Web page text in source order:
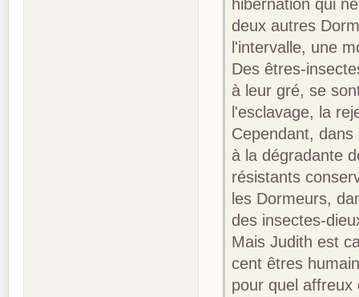
hibernation qui
deux autres
l'intervalle, une
Des êtres-
à leur gré, se
l'esclavage, la
Cependant,
à la dégradante
résistants
les Dormeurs,
des insectes-
Mais Judith est
cent êtres
pour quel affreux